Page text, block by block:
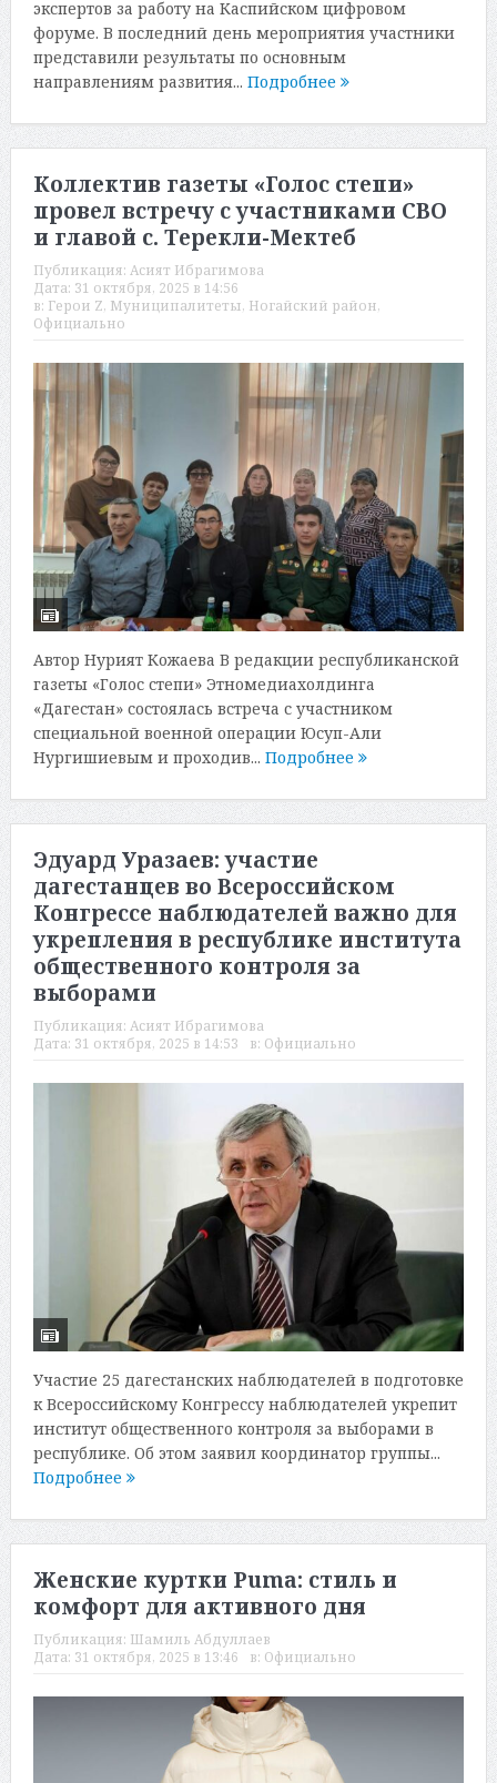
экспертов за работу на Каспийском цифровом
форуме. В последний день мероприятия участники
представили результаты по основным
направлениям развития... Подробнее
Коллектив газеты «Голос степи»
провел встречу с участниками СВО
и главой с. Терекли-Мектеб
Публикация: Асият Ибрагимова
Дата: 31 октября, 2025 в 14:56
в: Герои Z, Муниципалитеты, Ногайский район,
Официально
Автор Нурият Кожаева В редакции республиканской
газеты «Голос степи» Этномедиахолдинга
«Дагестан» состоялась встреча с участником
специальной военной операции Юсуп-Али
Нургишиевым и проходив... Подробнее
Эдуард Уразаев: участие
дагестанцев во Всероссийском
Конгрессе наблюдателей важно для
укрепления в республике института
общественного контроля за
выборами
Публикация: Асият Ибрагимова
Дата: 31 октября, 2025 в 14:53 в: Официально
Участие 25 дагестанских наблюдателей в подготовке
к Всероссийскому Конгрессу наблюдателей укрепит
институт общественного контроля за выборами в
республике. Об этом заявил координатор группы...
Подробнее
Женские куртки Puma: стиль и
комфорт для активного дня
Публикация: Шамиль Абдуллаев
Дата: 31 октября, 2025 в 13:46 в: Официально